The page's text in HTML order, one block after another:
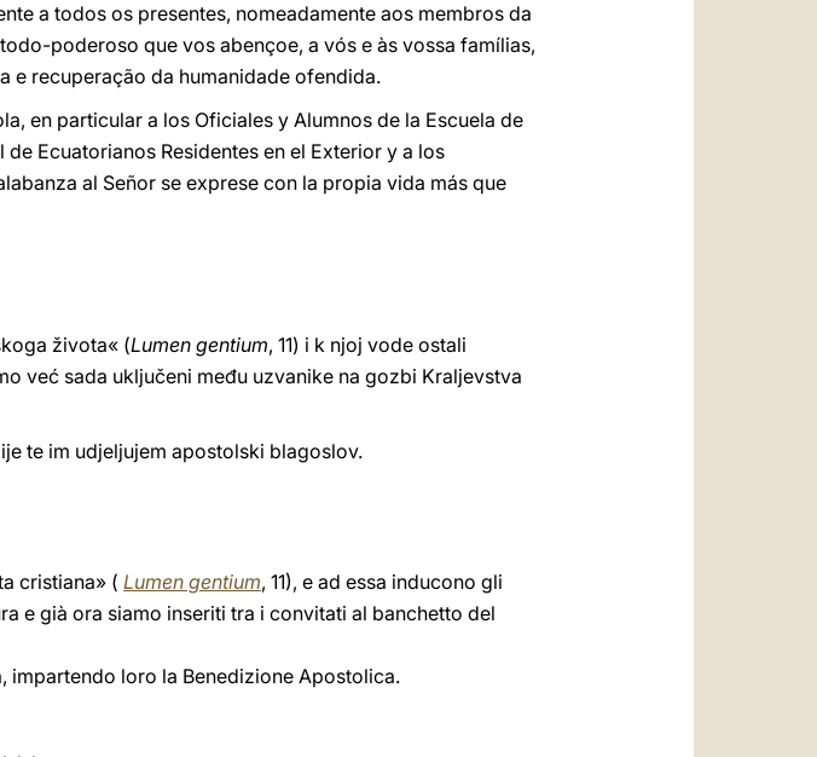
a todos os presentes, nomeadamente aos membros da
poderoso que vos abençoe, a vós e às vossa famílias,
e recuperação da humanidade ofendida.
en particular a los Oficiales y Alumnos de la Escuela de
Ecuatorianos Residentes en el Exterior y a los
al Señor se exprese con la propia vida más que
života« (Lumen gentium, 11) i k njoj vode ostali
već sada uključeni među uzvanike na gozbi Kraljevstva
te im udjeljujem apostolski blagoslov.
cristiana» ( Lumen gentium, 11), e ad essa inducono gli
e già ora siamo inseriti tra i convitati al banchetto del
loro la Benedizione Apostolica.